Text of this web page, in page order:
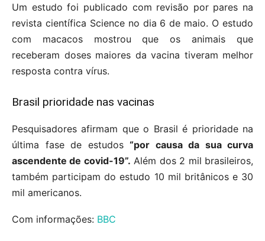
Um estudo foi publicado com revisão por pares na
revista científica Science no dia 6 de maio. O estudo
com macacos mostrou que os animais que
receberam doses maiores da vacina tiveram melhor
resposta contra vírus.
Brasil prioridade nas vacinas
Pesquisadores afirmam que o Brasil é prioridade na
última fase de estudos “por causa da sua curva
ascendente de covid-19”. Além dos 2 mil brasileiros,
também participam do estudo 10 mil britânicos e 30
mil americanos.
Com informações: BBC